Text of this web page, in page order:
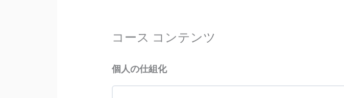
コース コンテンツ
個人の仕組化